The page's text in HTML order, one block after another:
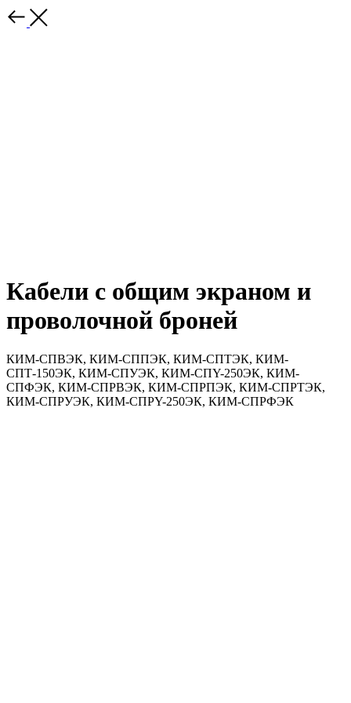
Кабели с общим экраном и
проволочной броней
КИМ-СПВЭК, КИМ-СППЭК, КИМ-СПТЭК, КИМ-
СПТ-150ЭК, КИМ-СПУЭК, КИМ-СПY-250ЭК, КИМ-
СПФЭК, КИМ-СПРВЭК, КИМ-СПРПЭК, КИМ-СПРТЭК,
КИМ-СПРУЭК, КИМ-СПРY-250ЭК, КИМ-СПРФЭК